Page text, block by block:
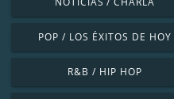
POP / LOS ÉXITOS DE HOY
R&B / HIP HOP